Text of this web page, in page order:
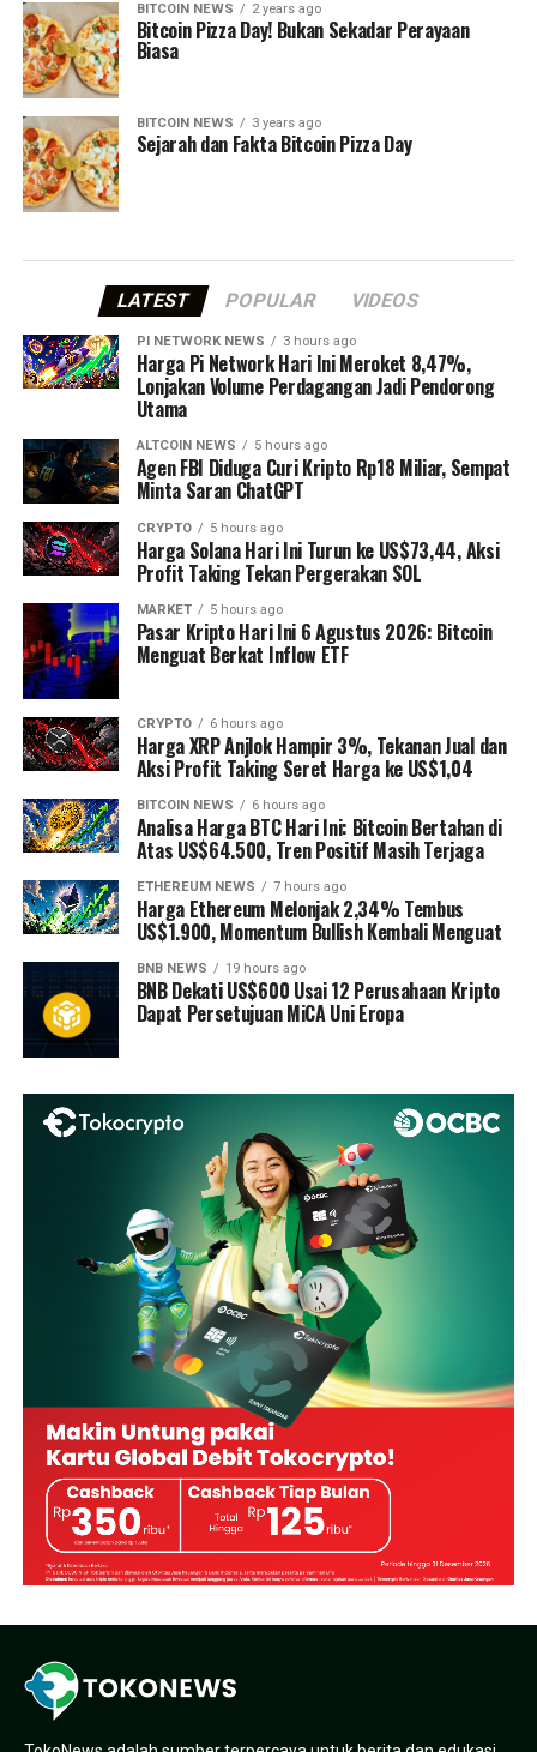
BITCOIN NEWS 2 years ago
Bitcoin Pizza Day! Bukan Sekadar Perayaan
Biasa
BITCOIN NEWS 3 years ago
Sejarah dan Fakta Bitcoin Pizza Day
LATEST POPULAR VIDEOS
PI NETWORK NEWS 3 hours ago
Harga Pi Network Hari Ini Meroket 8,47%,
Lonjakan Volume Perdagangan Jadi Pendorong
Utama
ALTCOIN NEWS 5 hours ago
Agen FBI Diduga Curi Kripto Rp18 Miliar, Sempat
Minta Saran ChatGPT
CRYPTO 5 hours ago
Harga Solana Hari Ini Turun ke US$73,44, Aksi
Profit Taking Tekan Pergerakan SOL
MARKET 5 hours ago
Pasar Kripto Hari Ini 6 Agustus 2026: Bitcoin
Menguat Berkat Inflow ETF
CRYPTO 6 hours ago
Harga XRP Anjlok Hampir 3%, Tekanan Jual dan
Aksi Profit Taking Seret Harga ke US$1,04
BITCOIN NEWS 6 hours ago
Analisa Harga BTC Hari Ini: Bitcoin Bertahan di
Atas US$64.500, Tren Positif Masih Terjaga
ETHEREUM NEWS 7 hours ago
Harga Ethereum Melonjak 2,34% Tembus
US$1.900, Momentum Bullish Kembali Menguat
BNB NEWS 19 hours ago
BNB Dekati US$600 Usai 12 Perusahaan Kripto
Dapat Persetujuan MiCA Uni Eropa